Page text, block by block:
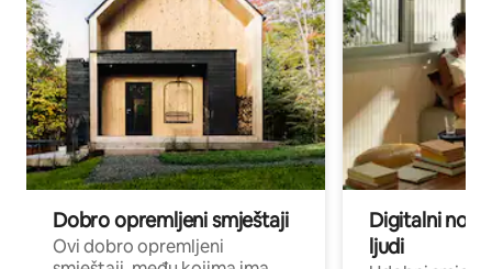
Dobro opremljeni smještaji
Ovi dobro opremljeni
Digitalni
ljudi